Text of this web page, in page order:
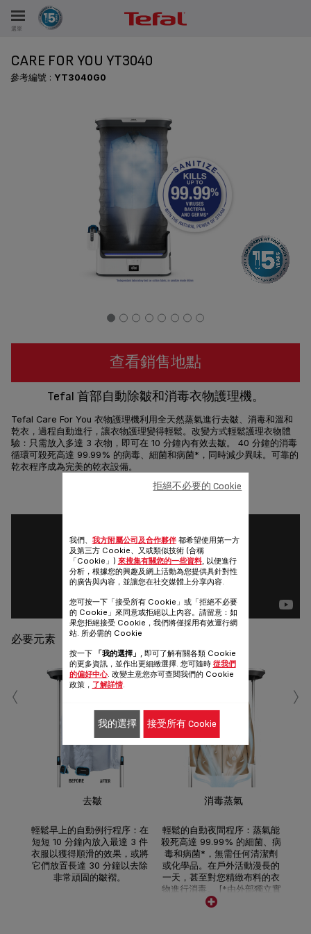
選單
CARE FOR YOU YT3040
參考編號 : YT3040G0
查看銷售地點
Tefal 首部自動除皺和消毒衣物護理機。
Tefal Care For You 衣物護理機利用全天然蒸氣進行去皺、消毒和溫和
乾衣，過程自動進行，讓衣物護理變得輕鬆。改變方式輕鬆護理衣物體
驗：只需放入多達 3 衣物，即可在 10 分鐘內有效去皺。 40 分鐘的消毒
循環可殺死高達 99.99% 的病毒、細菌和病菌*，同時減少異味。可靠的
乾衣程序成為完美的乾衣設備。
必要元素
去皺
輕鬆早上的自動例行程序：在
短短 10 分鐘內放入最達 3 件
衣服以獲得順滑的效果，或將
它們放置長達 30 分鐘以去除
非常頑固的皺褶。
消毒蒸氣
輕鬆的自動夜間程序：蒸氣能
殺死高達 99.99% 的細菌、病
毒和病菌*，無需任何清潔劑
或化學品。在戶外活動漫長的
一天，甚至對您精緻布料的衣
物進行消毒。 [*由外部獨立實
驗室測試，於棉質物料用消毒
‹ ›
我們、 我方附屬公司及合作夥伴都希望使用第一方
及第三方 Cookie、又或類似技術 (合稱
「Cookie」) 來搜集有關您的一些資料, 以便進行
分析，根據您的興趣及網上活動為您提供具針對性
的廣告與內容，並讓您在社交媒體上分享內容.
您可按一下「接受所有 Cookie」或「拒絕不必要
的 Cookie」來同意或拒絕以上內容。請留意：如
果您拒絕接受 Cookie，我們將僅採用有效運行網
站. 所必需的 Cookie
按一下 「我的選擇」 , 即可了解有關各類 Cookie
的更多資訊，並作出更細緻選擇. 您可隨時 從我們
的偏好中心. 改變主意您亦可查閱我們的 Cookie
政策， 了解詳情.
拒絕不必要的 Cookie
我的選擇 接受所有 Cookie